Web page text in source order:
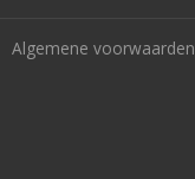
Algemene voorwaarden